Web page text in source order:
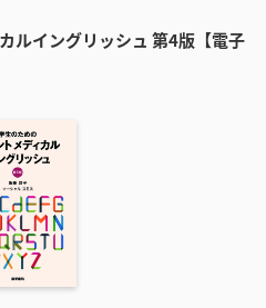
ルイングリッシュ 第4版【電子